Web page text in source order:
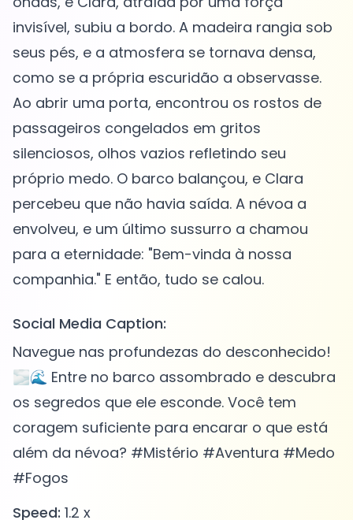
invisível, subiu a bordo. A madeira rangia sob
seus pés, e a atmosfera se tornava densa,
como se a própria escuridão a observasse.
Ao abrir uma porta, encontrou os rostos de
passageiros congelados em gritos
silenciosos, olhos vazios refletindo seu
próprio medo. O barco balançou, e Clara
percebeu que não havia saída. A névoa a
envolveu, e um último sussurro a chamou
para a eternidade: "Bem-vinda à nossa
Social Media Caption:
Navegue nas profundezas do desconhecido!
🌫️🌊 Entre no barco assombrado e descubra
os segredos que ele esconde. Você tem
coragem suficiente para encarar o que está
além da névoa? #Mistério #Aventura #Medo
#Fogos
Speed: 1.2 x